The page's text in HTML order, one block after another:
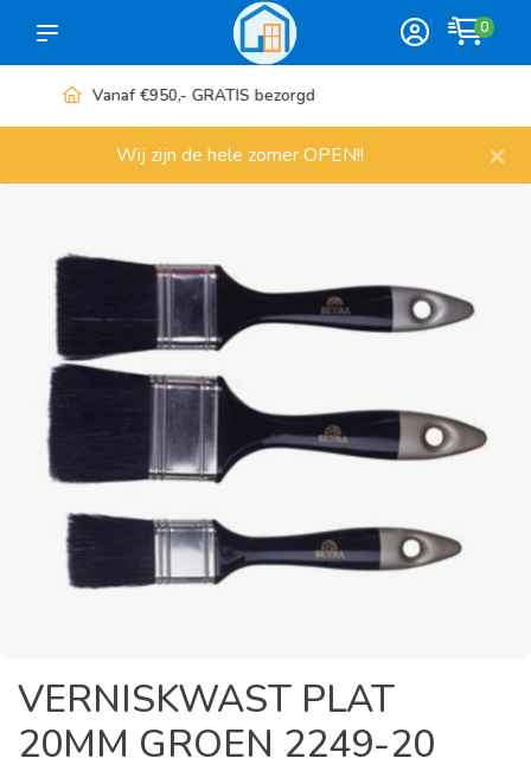
0
Meer dan 1000 artikelen
Wij zijn de hele zomer OPEN!! ×
VERNISKWAST PLAT
20MM GROEN 2249-20